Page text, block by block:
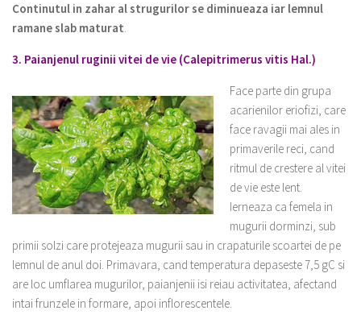
Continutul in zahar al strugurilor se diminueaza iar lemnul
ramane slab maturat.
3. Paianjenul ruginii vitei de vie (Calepitrimerus vitis Hal.)
Face parte din grupa
acarienilor eriofizi, care
face ravagii mai ales in
primaverile reci, cand
ritmul de crestere al vitei
de vie este lent.
Ierneaza ca femela in
mugurii dorminzi, sub
primii solzi care protejeaza mugurii sau in crapaturile scoartei de pe
lemnul de anul doi. Primavara, cand temperatura depaseste 7,5 gC si
are loc umflarea mugurilor, paianjenii isi reiau activitatea, afectand
intai frunzele in formare, apoi inflorescentele.